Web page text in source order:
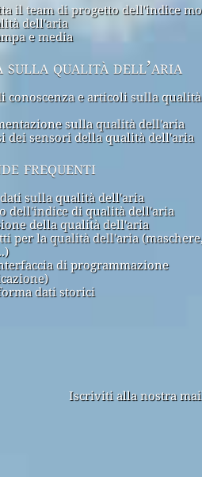
il team di progetto dell'indice
dell'aria
e media
sulla qualità dell’aria
conoscenza e articoli sulla qualità
sulla qualità dell'aria
dei sensori della qualità dell'aria
frequenti
sulla qualità dell'aria
dell'indice di qualità dell'aria
della qualità dell'aria
per la qualità dell'aria (maschere,
di programmazione
dati storici
Iscriviti alla nostra